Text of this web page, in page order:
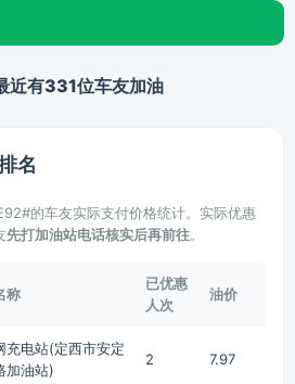
近有331位车友加油
名
的车友实际支付价格统计。实际优惠
先打加油站电话核实后再前往。
称
已优惠
人次
油价
充电站(定西市安定
加油站)
2 7.97